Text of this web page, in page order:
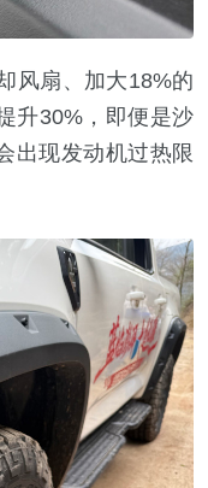
扇、加大18%的
升30%，即便是沙
出现发动机过热限